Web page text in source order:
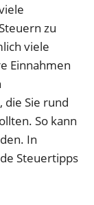
zu
viele
Einnahmen
die Sie rund
So kann
In
Steuertipps